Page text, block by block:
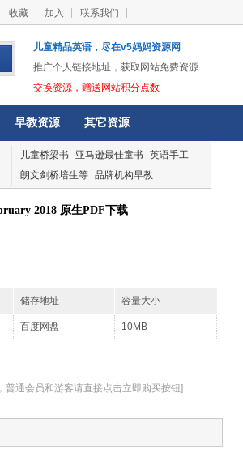
收藏 加入 联系我们
儿童精品英语，尽在v5妈妈资源网
推广个人链接地址，获取网站免费资源
交换资源，赠送网站积分点数
早教资源 其它资源
儿童桥梁书 亚马逊最佳童书 英语手工
朗文剑桥培生等 品牌机构早教
2018 原生PDF下载
储存地址 容量大小
百度网盘 10MB
普通会员和游客请直接点击立即购买按钮]